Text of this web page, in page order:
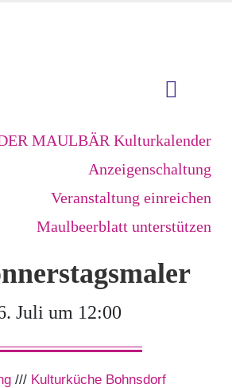
MAULBÄR Kulturkalender
Anzeigenschaltung
Veranstaltung einreichen
Maulbeerblatt unterstützen
Juli um 12:00
/// Kulturküche Bohnsdorf